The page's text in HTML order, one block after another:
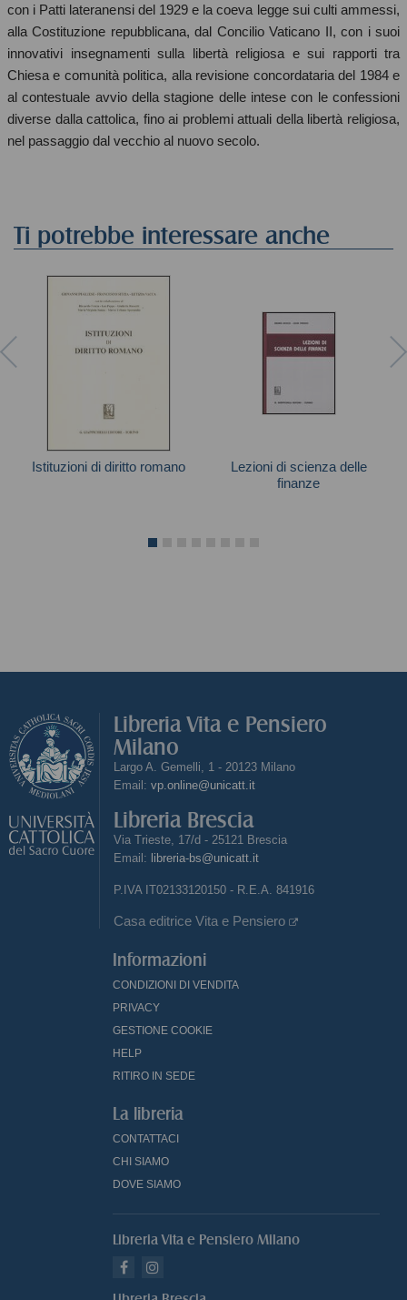
con i Patti lateranensi del 1929 e la coeva legge sui culti ammessi,
alla Costituzione repubblicana, dal Concilio Vaticano II, con i suoi
innovativi insegnamenti sulla libertà religiosa e sui rapporti tra
Chiesa e comunità politica, alla revisione concordataria del 1984 e
al contestuale avvio della stagione delle intese con le confessioni
diverse dalla cattolica, fino ai problemi attuali della libertà religiosa,
nel passaggio dal vecchio al nuovo secolo.
Ti potrebbe interessare anche
Istituzioni di diritto romano
Lezioni di scienza delle
finanze
Libreria Vita e Pensiero
Milano
Largo A. Gemelli, 1 - 20123 Milano
Email: vp.online@unicatt.it
Libreria Brescia
Via Trieste, 17/d - 25121 Brescia
Email: libreria-bs@unicatt.it
P.IVA IT02133120150 - R.E.A. 841916
Casa editrice Vita e Pensiero
Informazioni
CONDIZIONI DI VENDITA
PRIVACY
GESTIONE COOKIE
HELP
RITIRO IN SEDE
La libreria
CONTATTACI
CHI SIAMO
DOVE SIAMO
Libreria Vita e Pensiero Milano